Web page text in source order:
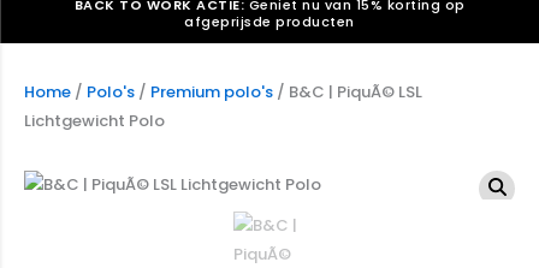
BACK TO WORK ACTIE: Geniet nu van 15% korting op
afgeprijsde producten
Bekijk ons aanbod.
Speciaal verzoek? We maken graag een offerte die
Home / Polo's / Premium polo's / B&C | PiquÃ© LSL
Lichtgewicht Polo